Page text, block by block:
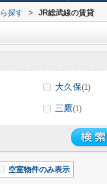
探す > JR総武線の賃貸
大久保(1)
三鷹(1)
空室物件のみ表示